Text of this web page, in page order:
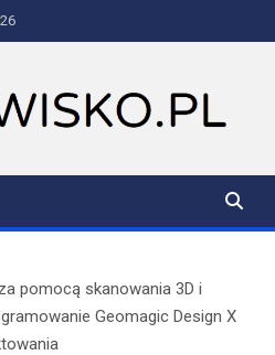
pomocą skanowania 3D i
Geomagic Design X